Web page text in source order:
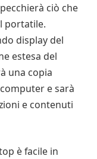
ciò che
portatile.
display del
estesa del
una copia
e sarà
e contenuti
è facile in